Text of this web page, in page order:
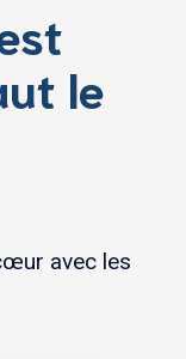
le
avec les